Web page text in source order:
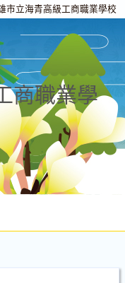
市立海青高級工商職業學校
商職業學